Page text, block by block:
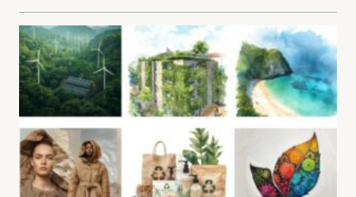
надёжной банковской сферой и растущим
рынком недвижимости....